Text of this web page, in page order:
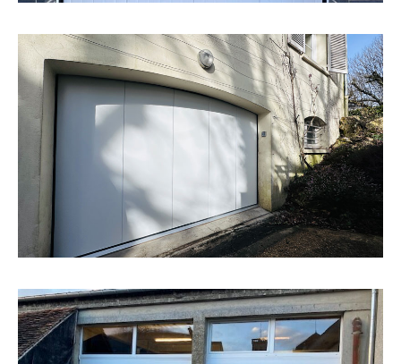
Porte de garage avec ouverture latérale motorisée
composée de panneaux lisses de couleur blanc et d’un
digicode radio.
Porte de garage Coloris
EN SAVOIR +